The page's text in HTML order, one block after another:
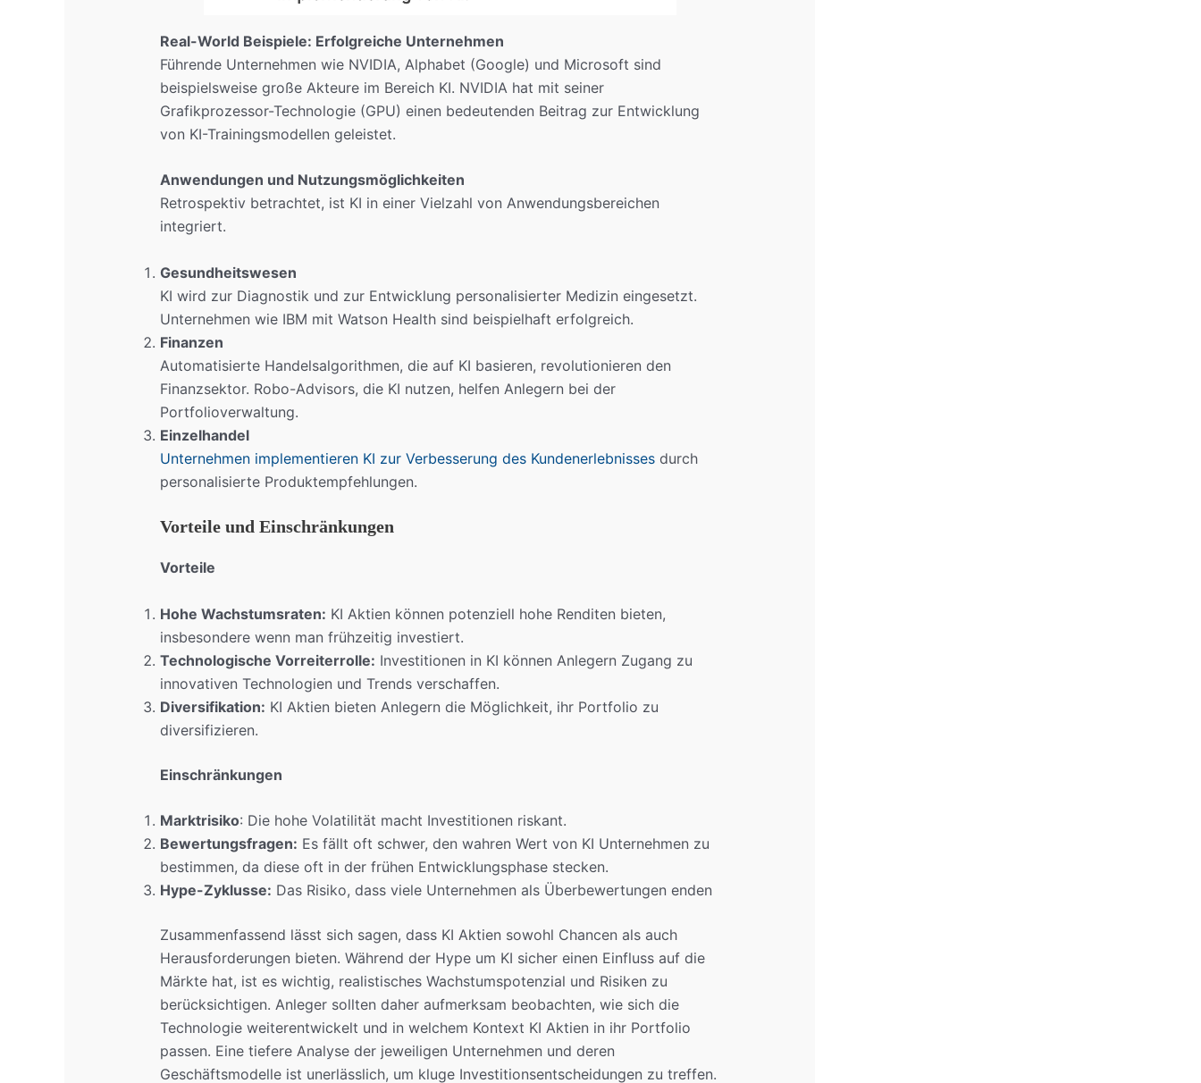
Real-World Beispiele: Erfolgreiche Unternehmen
Führende Unternehmen wie NVIDIA, Alphabet (Google) und Microsoft sind
beispielsweise große Akteure im Bereich KI. NVIDIA hat mit seiner
Grafikprozessor-Technologie (GPU) einen bedeutenden Beitrag zur Entwicklung
von KI-Trainingsmodellen geleistet.
Anwendungen und Nutzungsmöglichkeiten
Retrospektiv betrachtet, ist KI in einer Vielzahl von Anwendungsbereichen
integriert.
Gesundheitswesen
KI wird zur Diagnostik und zur Entwicklung personalisierter Medizin eingesetzt.
Unternehmen wie IBM mit Watson Health sind beispielhaft erfolgreich.
Finanzen
Automatisierte Handelsalgorithmen, die auf KI basieren, revolutionieren den
Finanzsektor. Robo-Advisors, die KI nutzen, helfen Anlegern bei der
Portfolioverwaltung.
Einzelhandel
Unternehmen implementieren KI zur Verbesserung des Kundenerlebnissesdurch
personalisierte Produktempfehlungen.
Vorteile und Einschränkungen
Vorteile
Hohe Wachstumsraten: KI Aktien können potenziell hohe Renditen bieten,
insbesondere wenn man frühzeitig investiert.
Technologische Vorreiterrolle: Investitionen in KI können Anlegern Zugang zu
innovativen Technologien und Trends verschaffen.
Diversifikation: KI Aktien bieten Anlegern die Möglichkeit, ihr Portfolio zu
diversifizieren.
Einschränkungen
Marktrisiko: Die hohe Volatilität macht Investitionen riskant.
Bewertungsfragen: Es fällt oft schwer, den wahren Wert von KI Unternehmen zu
bestimmen, da diese oft in der frühen Entwicklungsphase stecken.
Hype-Zyklusse: Das Risiko, dass viele Unternehmen als Überbewertungen enden
Zusammenfassend lässt sich sagen, dass KI Aktien sowohl Chancen als auch
Herausforderungen bieten. Während der Hype um KI sicher einen Einfluss auf die
Märkte hat, ist es wichtig, realistisches Wachstumspotenzial und Risiken zu
berücksichtigen. Anleger sollten daher aufmerksam beobachten, wie sich die
Technologie weiterentwickelt und in welchem Kontext KI Aktien in ihr Portfolio
passen. Eine tiefere Analyse der jeweiligen Unternehmen und deren
Geschäftsmodelle ist unerlässlich, um kluge Investitionsentscheidungen zu treffen.